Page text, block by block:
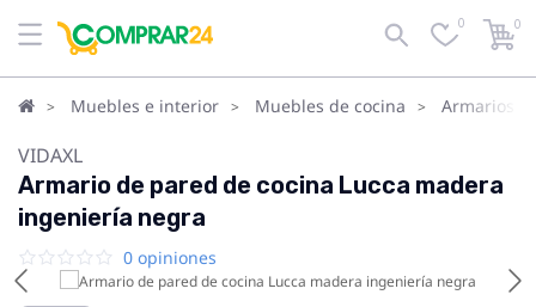
0 0
Muebles e interior Muebles de cocina Armarios
VIDAXL
Armario de pared de cocina Lucca madera
ingeniería negra
0 opiniones